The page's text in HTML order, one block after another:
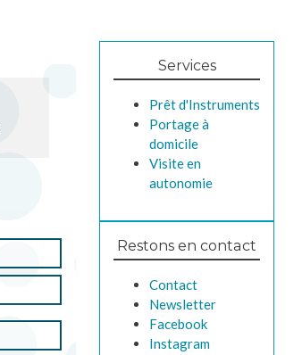
Services
Prêt d'Instruments
Portage à
domicile
Visite en
autonomie
Restons en contact
Contact
Newsletter
Facebook
Instagram